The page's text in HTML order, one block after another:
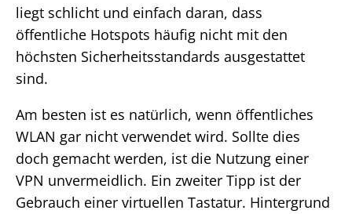
liegt schlicht und einfach daran, dass
öffentliche Hotspots häufig nicht mit den
höchsten Sicherheitsstandards ausgestattet
sind.
Am besten ist es natürlich, wenn öffentliches
WLAN gar nicht verwendet wird. Sollte dies
doch gemacht werden, ist die Nutzung einer
VPN unvermeidlich. Ein zweiter Tipp ist der
Gebrauch einer virtuellen Tastatur. Hintergrund